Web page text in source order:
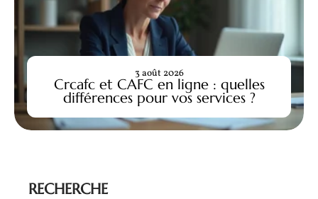
Crcafc et CAFC en ligne : quelles
différences pour vos services ?
3 août 2026
RECHERCHE